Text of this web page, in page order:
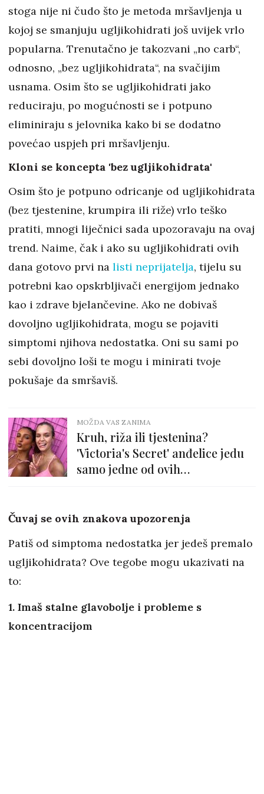
stoga nije ni čudo što je metoda mršavljenja u
kojoj se smanjuju ugljikohidrati još uvijek vrlo
popularna. Trenutačno je takozvani „no carb“,
odnosno, „bez ugljikohidrata“, na svačijim
usnama. Osim što se ugljikohidrati jako
reduciraju, po mogućnosti se i potpuno
eliminiraju s jelovnika kako bi se dodatno
povećao uspjeh pri mršavljenju.
Kloni se koncepta 'bez ugljikohidrata'
Osim što je potpuno odricanje od ugljikohidrata
(bez tjestenine, krumpira ili riže) vrlo teško
pratiti, mnogi liječnici sada upozoravaju na ovaj
trend. Naime, čak i ako su ugljikohidrati ovih
dana gotovo prvi na listi neprijatelja, tijelu su
potrebni kao opskrbljivači energijom jednako
kao i zdrave bjelančevine. Ako ne dobivaš
dovoljno ugljikohidrata, mogu se pojaviti
simptomi njihova nedostatka. Oni su sami po
sebi dovoljno loši te mogu i minirati tvoje
pokušaje da smršaviš.
MOŽDA VAS ZANIMA
Kruh, riža ili tjestenina?
'Victoria's Secret' anđelice jedu
samo jedne od ovih
Čuvaj se ovih znakova upozorenja
Patiš od simptoma nedostatka jer jedeš premalo
ugljikohidrata? Ove tegobe mogu ukazivati na
to:
1. Imaš stalne glavobolje i probleme s
koncentracijom